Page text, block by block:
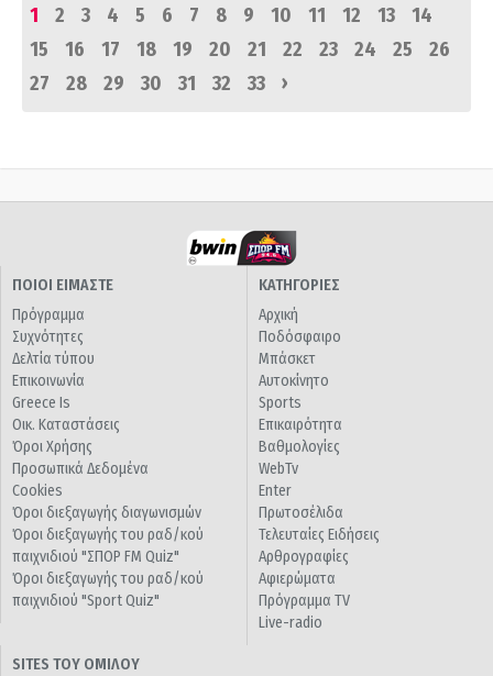
1
2 3 4 5 6 7 8 9 10 11 12 13
14
15
16 17 18 19 20 21 22 23 24 25
26
27
28 29 30 31 32 33 ›
ΠΟΙΟΙ ΕΙΜΑΣΤΕ
Πρόγραμμα
Συχνότητες
Δελτία τύπου
Επικοινωνία
Greece Is
Οικ. Καταστάσεις
Όροι Χρήσης
Προσωπικά Δεδομένα
Cookies
Όροι διεξαγωγής διαγωνισμών
Όροι διεξαγωγής του ραδ/κού
παιχνιδιού "ΣΠΟΡ FM Quiz"
Όροι διεξαγωγής του ραδ/κού
παιχνιδιού "Sport Quiz"
ΚΑΤΗΓΟΡΙΕΣ
Αρχική
Ποδόσφαιρο
Μπάσκετ
Αυτοκίνητο
Sports
Επικαιρότητα
Βαθμολογίες
WebTv
Enter
Πρωτοσέλιδα
Τελευταίες Ειδήσεις
Αρθρογραφίες
Αφιερώματα
Πρόγραμμα TV
Live-radio
SITES ΤΟΥ ΟΜΙΛΟΥ